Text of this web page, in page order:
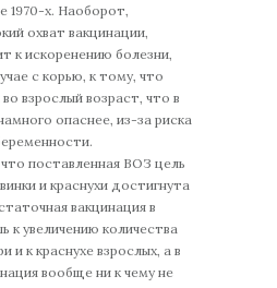
1970-х. Наоборот,
охват вакцинации,
к искоренению болезни,
с корью, к тому, что
взрослый возраст, что в
опаснее, из-за риска
поставленная ВОЗ цель
и краснухи достигнута
вакцинация в
к увеличению количества
и к краснухе взрослых, а в
вообще ни к чему не